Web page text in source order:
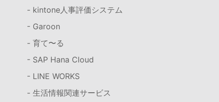
- kintone人事評価システム
- Garoon
- 育て〜る
- SAP Hana Cloud
- LINE WORKS
- 生活情報関連サービス